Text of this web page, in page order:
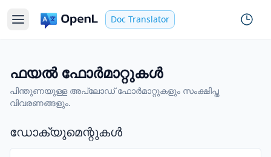
Doc Translator
ഫയൽ ഫോർമാറ്റുകൾ
പിന്തുണയുള്ള അപ്‌ലോഡ് ഫോർമാറ്റുകളും സംക്ഷിപ്ത
വിവരണങ്ങളും.
ഡോക്യുമെന്റുകൾ